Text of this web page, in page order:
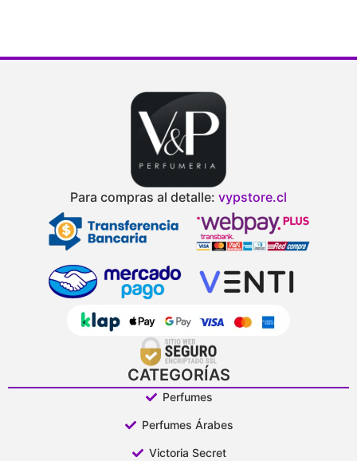
Para compras al detalle: vypstore.cl
CATEGORÍAS
Perfumes
Perfumes Árabes
Victoria Secret